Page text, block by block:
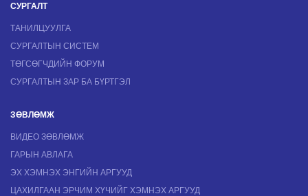
СУРГАЛТ
ТАНИЛЦУУЛГА
СУРГАЛТЫН СИСТЕМ
ТӨГСӨГЧДИЙН ФОРУМ
СУРГАЛТЫН ЗАР БА БҮРТГЭЛ
ЗӨВЛӨМЖ
ВИДЕО ЗӨВЛӨМЖ
ГАРЫН АВЛАГА
ЭХ ХЭМНЭХ ЭНГИЙН АРГУУД
ЦАХИЛГААН ЭРЧИМ ХҮЧИЙГ ХЭМНЭХ АРГУУД